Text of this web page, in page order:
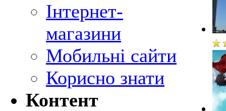
Інтернет-
магазини
Мобильні сайти
Корисно знати
Контент